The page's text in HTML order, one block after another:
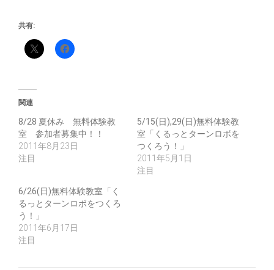
共有:
関連
8/28 夏休み 無料体験教
室 参加者募集中！！
2011年8月23日
注目
5/15(日),29(日)無料体験教
室「くるっとターンロボを
つくろう！」
2011年5月1日
注目
6/26(日)無料体験教室「く
るっとターンロボをつくろ
う！」
2011年6月17日
注目